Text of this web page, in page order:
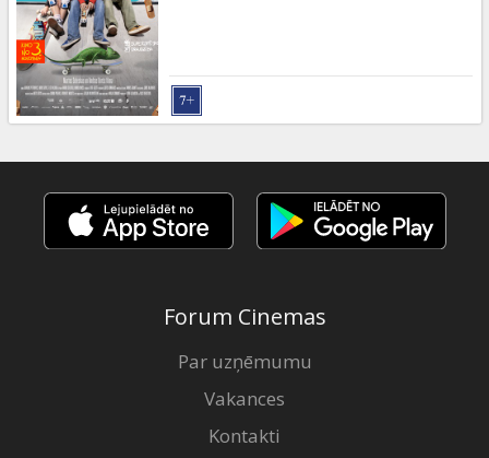
kartes
Uzkodas
B2B
Kino
Klubs
Forum Cinemas
Par uzņēmumu
Vakances
Kontakti